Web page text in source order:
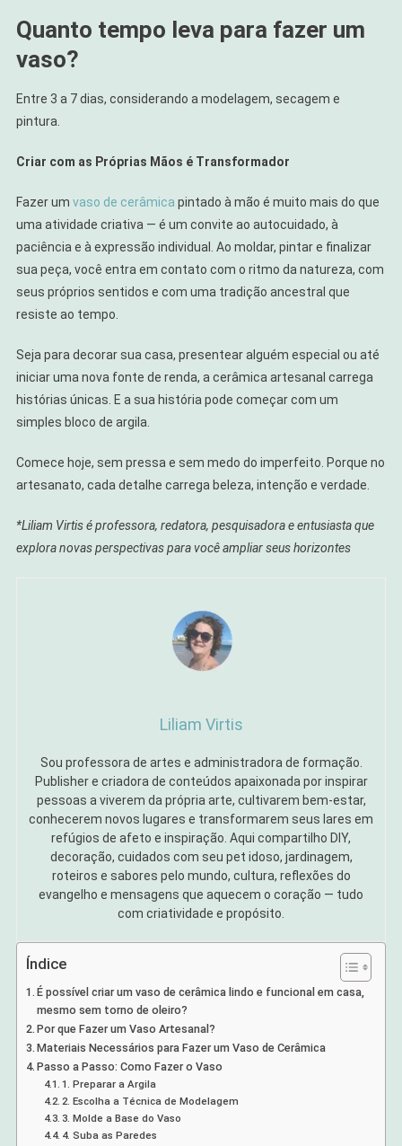
Quanto tempo leva para fazer um
vaso?
Entre 3 a 7 dias, considerando a modelagem, secagem e
pintura.
Criar com as Próprias Mãos é Transformador
Fazer um vaso de cerâmica pintado à mão é muito mais do que
uma atividade criativa — é um convite ao autocuidado, à
paciência e à expressão individual. Ao moldar, pintar e finalizar
sua peça, você entra em contato com o ritmo da natureza, com
seus próprios sentidos e com uma tradição ancestral que
resiste ao tempo.
Seja para decorar sua casa, presentear alguém especial ou até
iniciar uma nova fonte de renda, a cerâmica artesanal carrega
histórias únicas. E a sua história pode começar com um
simples bloco de argila.
Comece hoje, sem pressa e sem medo do imperfeito. Porque no
artesanato, cada detalhe carrega beleza, intenção e verdade.
*Liliam Virtis é professora, redatora, pesquisadora e entusiasta que
explora novas perspectivas para você ampliar seus horizontes
Liliam Virtis
Sou professora de artes e administradora de formação.
Publisher e criadora de conteúdos apaixonada por inspirar
pessoas a viverem da própria arte, cultivarem bem-estar,
conhecerem novos lugares e transformarem seus lares em
refúgios de afeto e inspiração. Aqui compartilho DIY,
decoração, cuidados com seu pet idoso, jardinagem,
roteiros e sabores pelo mundo, cultura, reflexões do
evangelho e mensagens que aquecem o coração — tudo
com criatividade e propósito.
Índice
É possível criar um vaso de cerâmica lindo e funcional em casa,
mesmo sem torno de oleiro?
Por que Fazer um Vaso Artesanal?
Materiais Necessários para Fazer um Vaso de Cerâmica
Passo a Passo: Como Fazer o Vaso
1. Preparar a Argila
2. Escolha a Técnica de Modelagem
3. Molde a Base do Vaso
4. Suba as Paredes